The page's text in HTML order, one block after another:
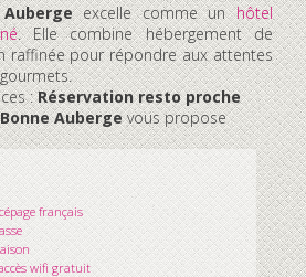
excelle comme unhôtel
. Elle combine hébergement de
raffinée pour répondre aux attentes
:Réservation resto proche
Aubergevous propose
français
wifi gratuit